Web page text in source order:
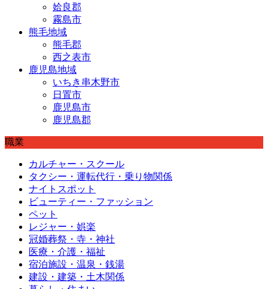
姶良郡
霧島市
熊毛地域
熊毛郡
西之表市
鹿児島地域
いちき串木野市
日置市
鹿児島市
鹿児島郡
職業
カルチャー・スクール
タクシー・運転代行・乗り物関係
ナイトスポット
ビューティー・ファッション
ペット
レジャー・娯楽
冠婚葬祭・寺・神社
医療・介護・福祉
宿泊施設・温泉・銭湯
建設・建築・土木関係